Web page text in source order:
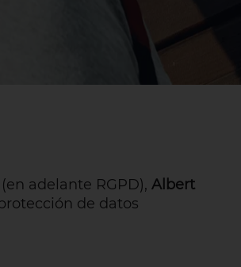
adelante RGPD),Albert
de datos